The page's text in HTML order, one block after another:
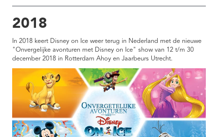
2018
In 2018 keert Disney on Ice weer terug in Nederland met de nieuwe
"Onvergelijke avonturen met Disney on Ice" show van 12 t/m 30
december 2018 in Rotterdam Ahoy en Jaarbeurs Utrecht.